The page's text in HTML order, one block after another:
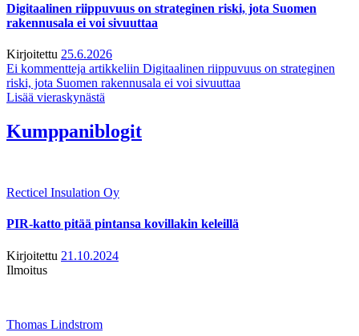
Digitaalinen riippuvuus on strateginen riski, jota Suomen
rakennusala ei voi sivuuttaa
Kirjoitettu 25.6.2026
Ei kommentteja artikkeliin Digitaalinen riippuvuus on strateginen
riski, jota Suomen rakennusala ei voi sivuuttaa
Lisää vieraskynästä
Kumppaniblogit
Recticel Insulation Oy
PIR-katto pitää pintansa kovillakin keleillä
Kirjoitettu 21.10.2024
Ilmoitus
Thomas Lindstrom